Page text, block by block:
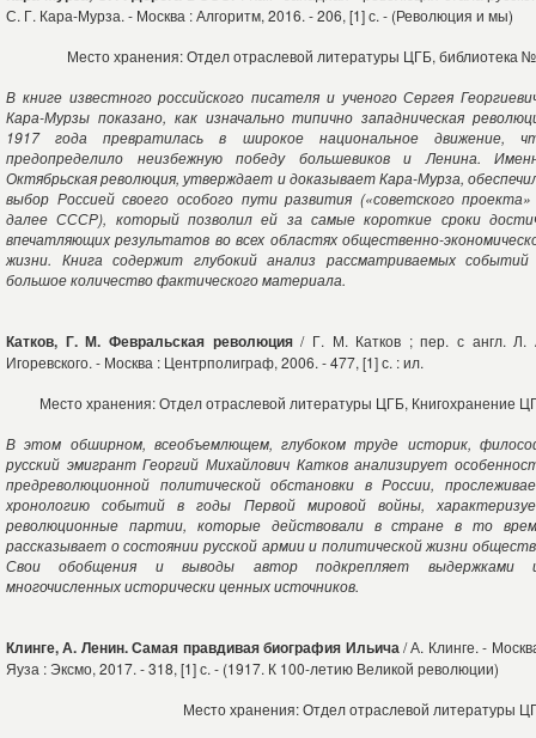
С. Г. Кара-Мурза. - Москва : Алгоритм, 2016. - 206, [1] с. - (Революция и мы)
Место хранения: Отдел отраслевой литературы ЦГБ, библиотека
В книге известного российского писателя и ученого Сергея
Кара-Мурзы показано, как изначально типично западническая
1917 года превратилась в широкое национальное движение,
предопределило неизбежную победу большевиков и Ленина.
Октябрьская революция, утверждает и доказывает Кара-Мурза,
выбор Россией своего особого пути развития («советского
далее СССР), который позволил ей за самые короткие сроки
впечатляющих результатов во всех областях общественно-
жизни. Книга содержит глубокий анализ рассматриваемых
большое количество фактического материала.
Катков, Г. М. Февральская революция/ Г. М. Катков ; пер. с англ. Л.
Игоревского. - Москва : Центрполиграф, 2006. - 477, [1] с. : ил.
Место хранения: Отдел отраслевой литературы ЦГБ, Книгохранение
В этом обширном, всеобъемлющем, глубоком труде историк,
русский эмигрант Георгий Михайлович Катков анализирует
предреволюционной политической обстановки в России,
хронологию событий в годы Первой мировой войны,
революционные партии, которые действовали в стране в то
рассказывает о состоянии русской армии и политической жизни
Свои обобщения и выводы автор подкрепляет выдержками
многочисленных исторически ценных источников.
Клинге, А. Ленин. Самая правдивая биография Ильича/ А. Клинге. -
Яуза : Эксмо, 2017. - 318, [1] с. - (1917. К 100-летию Великой революции)
Место хранения: Отдел отраслевой литературы